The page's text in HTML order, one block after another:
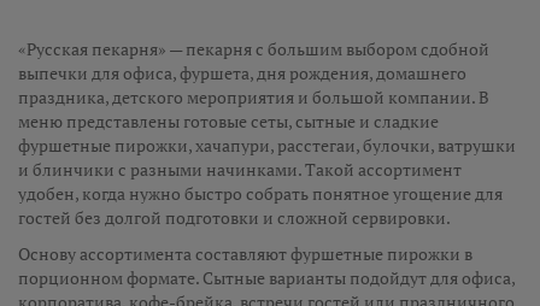
«Русская пекарня» — пекарня с большим выбором сдобной
выпечки для офиса, фуршета, дня рождения, домашнего
праздника, детского мероприятия и большой компании. В
меню представлены готовые сеты, сытные и сладкие
фуршетные пирожки, хачапури, расстегаи, булочки, ватрушки
и блинчики с разными начинками. Такой ассортимент
удобен, когда нужно быстро собрать понятное угощение для
гостей без долгой подготовки и сложной сервировки.
Основу ассортимента составляют фуршетные пирожки в
порционном формате. Сытные варианты подойдут для офиса,